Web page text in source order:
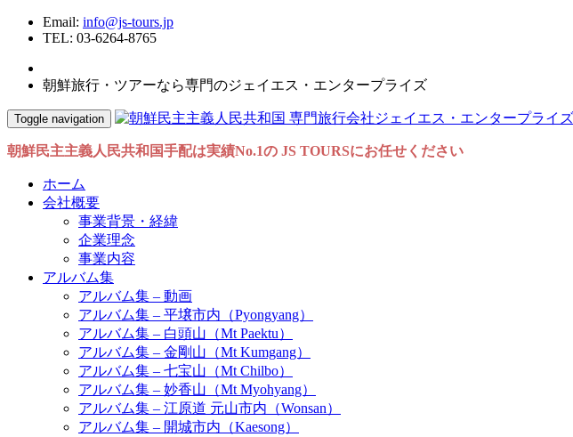
Email: info@js-tours.jp
TEL: 03-6264-8765
朝鮮旅行・ツアーなら専門のジェイエス・エンタープライズ
Toggle navigation
朝鮮民主主義人民共和国手配は実績No.1の JS TOURSにお任せください
ホーム
会社概要
事業背景・経緯
企業理念
事業内容
アルバム集
アルバム集 – 動画
アルバム集 – 平壌市内（Pyongyang）
アルバム集 – 白頭山（Mt Paektu）
アルバム集 – 金剛山（Mt Kumgang）
アルバム集 – 七宝山（Mt Chilbo）
アルバム集 – 妙香山（Mt Myohyang）
アルバム集 – 江原道 元山市内（Wonsan）
アルバム集 – 開城市内（Kaesong）